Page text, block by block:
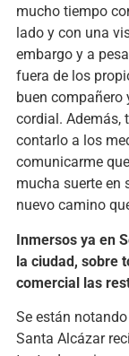
mucho tiempo
lado y con una
embargo y a
fuera de los
buen compañero
cordial. Además,
contarlo a los
comunicarme
mucha suerte en
nuevo camino
Inmersos ya en
la ciudad, sobre
comercial las
Se están
Santa Alcázar